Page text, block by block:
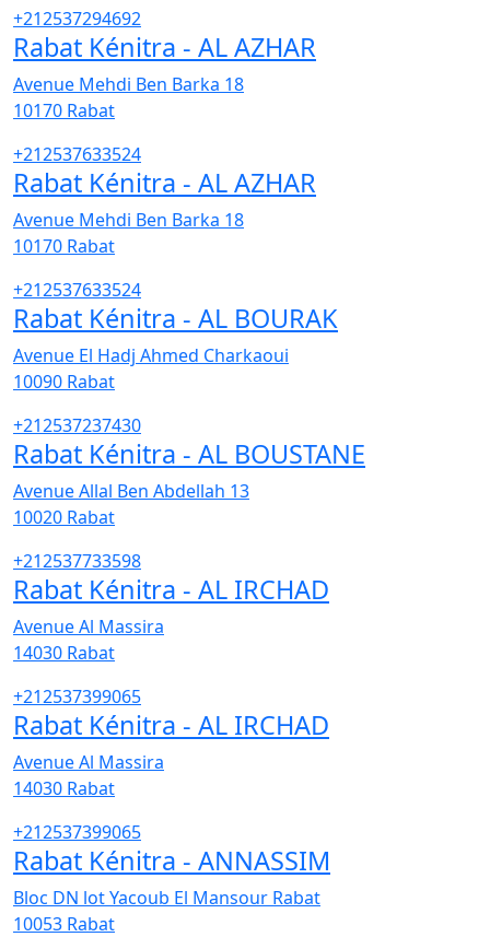
+212537294692
Rabat Kénitra - AL AZHAR
Avenue Mehdi Ben Barka 18
10170 Rabat
+212537633524
Rabat Kénitra - AL AZHAR
Avenue Mehdi Ben Barka 18
10170 Rabat
+212537633524
Rabat Kénitra - AL BOURAK
Avenue El Hadj Ahmed Charkaoui
10090 Rabat
+212537237430
Rabat Kénitra - AL BOUSTANE
Avenue Allal Ben Abdellah 13
10020 Rabat
+212537733598
Rabat Kénitra - AL IRCHAD
Avenue Al Massira
14030 Rabat
+212537399065
Rabat Kénitra - AL IRCHAD
Avenue Al Massira
14030 Rabat
+212537399065
Rabat Kénitra - ANNASSIM
Bloc DN lot Yacoub El Mansour Rabat
10053 Rabat